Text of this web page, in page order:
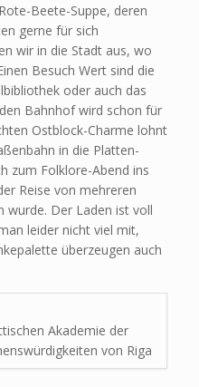
Beete-Suppe, deren
gerne für sich
wir in die Stadt aus, wo
Besuch Wert sind die
oder auch das
Bahnhof wird schon für
Ostblock-Charme lohnt
in die Platten-
zum Folklore-Abend ins
Reise von mehreren
wurde. Der Laden ist voll
leider nicht viel mit,
überzeugen auch
Akademie der
von Riga